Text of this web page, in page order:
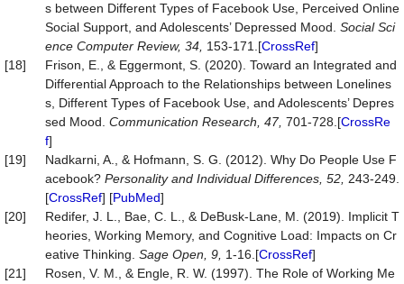
s between Different Types of Facebook Use, Perceived Online
Social Support, and Adolescents’ Depressed Mood. Social Sci
ence Computer Review, 34, 153-171.[CrossRef]
[18]
Frison, E., & Eggermont, S. (2020). Toward an Integrated and
Differential Approach to the Relationships between Lonelines
s, Different Types of Facebook Use, and Adolescents’ Depres
sed Mood. Communication Research, 47, 701-728.[CrossRe
f]
[19]
Nadkarni, A., & Hofmann, S. G. (2012). Why Do People Use F
acebook? Personality and Individual Differences, 52, 243-249.
[CrossRef] [PubMed]
[20]
Redifer, J. L., Bae, C. L., & DeBusk-Lane, M. (2019). Implicit T
heories, Working Memory, and Cognitive Load: Impacts on Cr
eative Thinking. Sage Open, 9, 1-16.[CrossRef]
[21]
Rosen, V. M., & Engle, R. W. (1997). The Role of Working Me